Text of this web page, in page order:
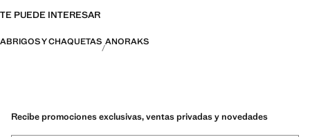
TE PUEDE INTERESAR
ABRIGOS Y CHAQUETAS ANORAKS
Recibe promociones exclusivas, ventas privadas y novedades